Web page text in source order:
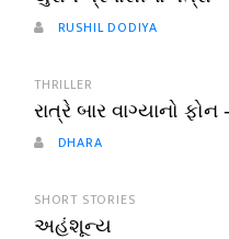
RUSHIL DODIYA
THRILLER
રાત્રે બાર વાગ્યાનો ફોન
DHARA
SHORT STORIES
અહંશૂન્ય